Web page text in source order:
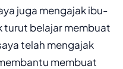
juga mengajak ibu-
turut belajar membuat
telah mengajak
membuat